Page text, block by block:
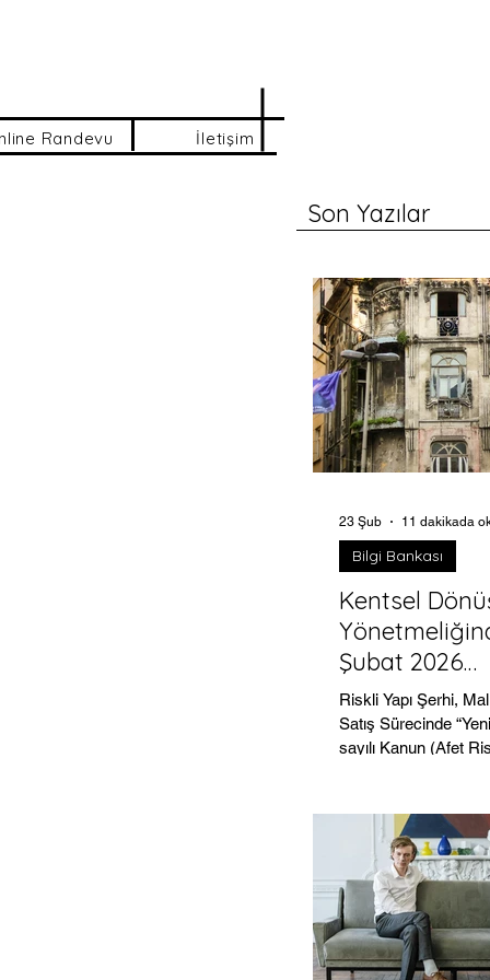
Randevu İletişim
Son Yazılar
Kentsel
Şubat 2026
Değişiklikleri
Riskli Yapı Şerhi,
Satış Sürecinde
sayılı Kanun (Afet
çatısını kurarken,
yapılacağını” büyük
Uygulama Yönetmeliği
Şubat 2026 tarihli ve
Resmî Gazete’de
değişiklik
tapu kayıtları ,
Bilgi Bankası
23 Şub 11 dakikada